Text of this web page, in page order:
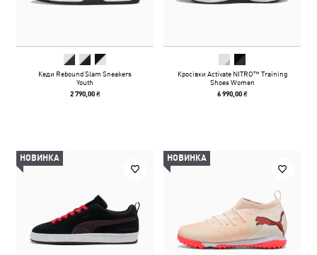
Кеди Rebound Slam Sneakers
Youth
2 790,00 ₴
Кросівки Activate NITRO™ Training
Shoes Women
6 990,00 ₴
НОВИНКА НОВИНКА